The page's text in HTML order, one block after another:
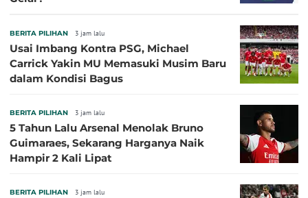
BERITA PILIHAN 3 jam lalu
Usai Imbang Kontra PSG, Michael
Carrick Yakin MU Memasuki Musim Baru
dalam Kondisi Bagus
BERITA PILIHAN 3 jam lalu
5 Tahun Lalu Arsenal Menolak Bruno
Guimaraes, Sekarang Harganya Naik
Hampir 2 Kali Lipat
BERITA PILIHAN 3 jam lalu